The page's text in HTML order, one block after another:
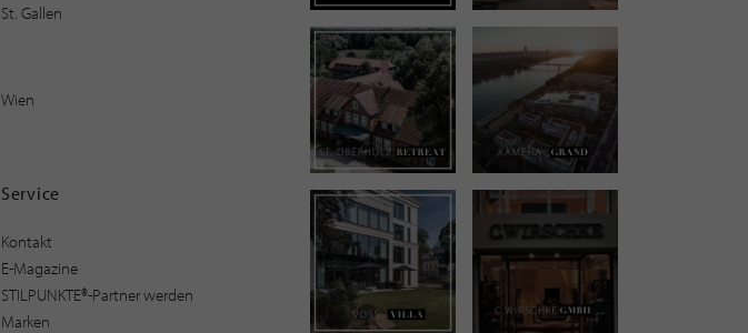
St. Gallen
Wien
Service
Kontakt
E-Magazine
STILPUNKTE®-Partner werden
Marken